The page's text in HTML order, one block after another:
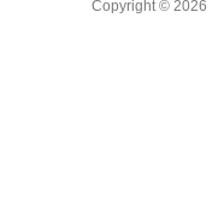
Copyright © 2026